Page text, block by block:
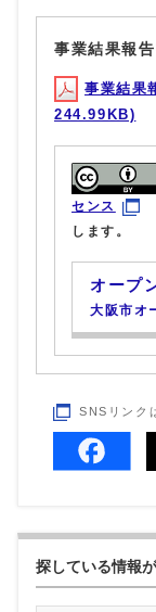
事業結果報
事業結果
244.99KB)
センス
します。
オープ
大阪市オ
SNSリンク
探している情報